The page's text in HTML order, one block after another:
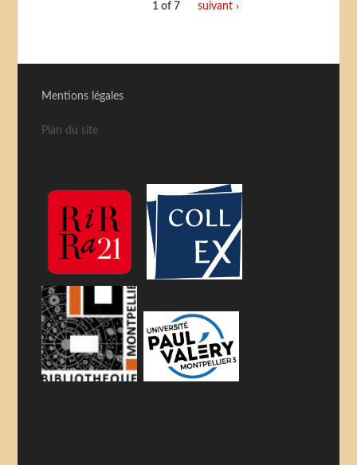
1 of 7
suivant ›
Mentions légales
Plan du site